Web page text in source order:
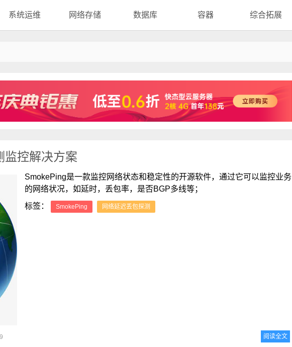
系统运维 网络存储 数据库 容器 综合拓展
监控解决方案
SmokePing是一款监控网络状态和稳定性的开源软件，通过它可以监控业务
的网络状况，如延时，丢包率，是否BGP多线等；
标签：
SmokePing 网络延迟丢包探测
阅读全文